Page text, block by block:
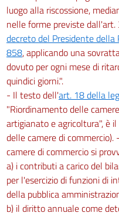
luogo alla riscossione,
nelle forme previste
decreto del Presidente
858, applicando una
dovuto per ogni mese di
quindici giorni.".
- Il testo dell'art. 18 della
"Riordinamento delle
artigianato e agricoltura", è
delle camere di
camere di commercio si
a) i contributi a carico del
per l'esercizio di funzioni di
della pubblica
b) il diritto annuale come